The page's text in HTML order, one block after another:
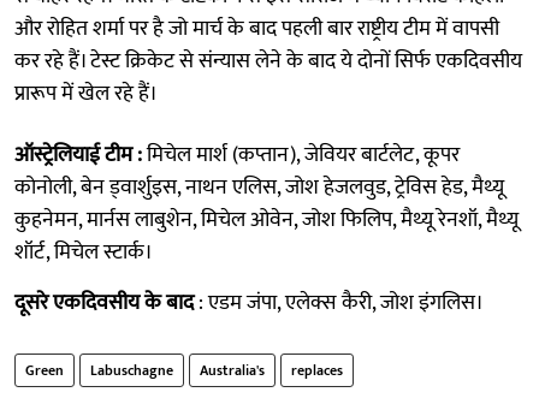
और रोहित शर्मा पर है जो मार्च के बाद पहली बार राष्ट्रीय टीम में वापसी
कर रहे हैं। टेस्ट क्रिकेट से संन्यास लेने के बाद ये दोनों सिर्फ एकदिवसीय
प्रारूप में खेल रहे हैं।
ऑस्ट्रेलियाई टीम :मिचेल मार्श (कप्तान), जेवियर बार्टलेट, कूपर
कोनोली, बेन ड्वार्शुइस, नाथन एलिस, जोश हेजलवुड, ट्रेविस हेड, मैथ्यू
कुहनेमन, मार्नस लाबुशेन, मिचेल ओवेन, जोश फिलिप, मैथ्यू रेनशॉ, मैथ्यू
शॉर्ट, मिचेल स्टार्क।
दूसरे एकदिवसीय के बाद: एडम जंपा, एलेक्स कैरी, जोश इंगलिस।
Green Labuschagne Australia's replaces